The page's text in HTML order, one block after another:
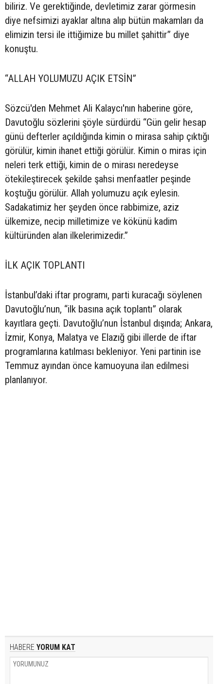
biliriz. Ve gerektiğinde, devletimiz zarar görmesin
diye nefsimizi ayaklar altına alıp bütün makamları da
elimizin tersi ile ittiğimize bu millet şahittir” diye
konuştu.
“ALLAH YOLUMUZU AÇIK ETSİN”
Sözcü'den Mehmet Ali Kalaycı'nın haberine göre,
Davutoğlu sözlerini şöyle sürdürdü “Gün gelir hesap
günü defterler açıldığında kimin o mirasa sahip çıktığı
görülür, kimin ihanet ettiği görülür. Kimin o miras için
neleri terk ettiği, kimin de o mirası neredeyse
ötekileştirecek şekilde şahsi menfaatler peşinde
koştuğu görülür. Allah yolumuzu açık eylesin.
Sadakatimiz her şeyden önce rabbimize, aziz
ülkemize, necip milletimize ve kökünü kadim
kültüründen alan ilkelerimizedir.”
İLK AÇIK TOPLANTI
İstanbul’daki iftar programı, parti kuracağı söylenen
Davutoğlu’nun, “ilk basına açık toplantı” olarak
kayıtlara geçti. Davutoğlu’nun İstanbul dışında; Ankara,
İzmir, Konya, Malatya ve Elazığ gibi illerde de iftar
programlarına katılması bekleniyor. Yeni partinin ise
Temmuz ayından önce kamuoyuna ilan edilmesi
planlanıyor.
HABERE YORUM KAT